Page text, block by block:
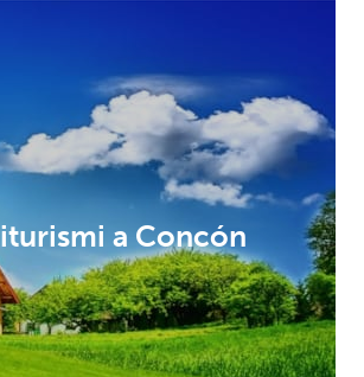
a Concón